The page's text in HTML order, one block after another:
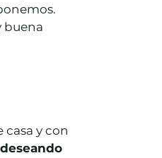
buena
y con